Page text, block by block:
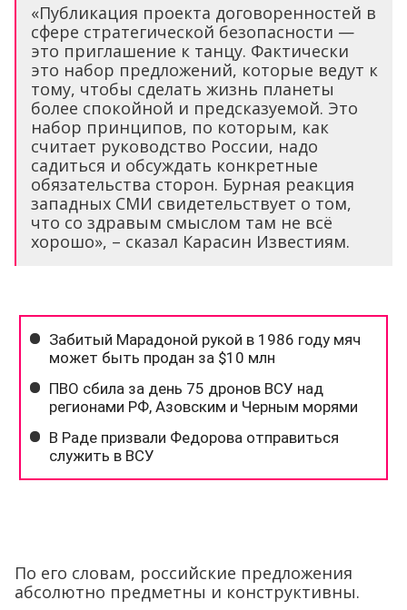
«Публикация проекта договоренностей в
сфере стратегической безопасности —
это приглашение к танцу. Фактически
это набор предложений, которые ведут к
тому, чтобы сделать жизнь планеты
более спокойной и предсказуемой. Это
набор принципов, по которым, как
считает руководство России, надо
садиться и обсуждать конкретные
обязательства сторон. Бурная реакция
западных СМИ свидетельствует о том,
что со здравым смыслом там не всё
хорошо», – сказал Карасин Известиям.
По его словам, российские предложения
абсолютно предметны и конструктивны.